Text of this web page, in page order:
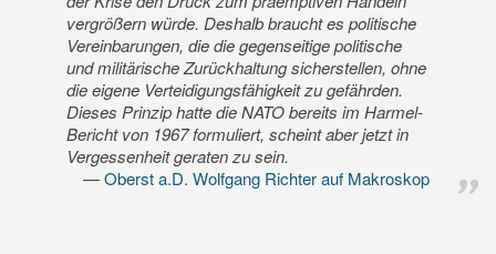
vergrößern würde. Deshalb braucht es politische
Vereinbarungen, die die gegenseitige politische
und militärische Zurückhaltung sicherstellen, ohne
die eigene Verteidigungsfähigkeit zu gefährden.
Dieses Prinzip hatte die NATO bereits im Harmel-
Bericht von 1967 formuliert, scheint aber jetzt in
Vergessenheit geraten zu sein.
Oberst a.D. Wolfgang Richter auf Makroskop